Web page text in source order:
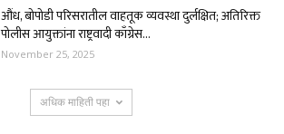
औंध, बोपोडी परिसरातील वाहतूक व्यवस्था दुर्लक्षित; अतिरिक्त
पोलीस आयुक्तांना राष्ट्रवादी काँग्रेस...
November 25, 2025
अधिक माहिती पहा